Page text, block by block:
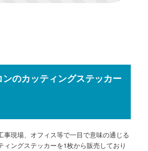
のカッティングステッカー
事現場、オフィス等で一目で意味の通じる
ィングステッカーを1枚から販売しており